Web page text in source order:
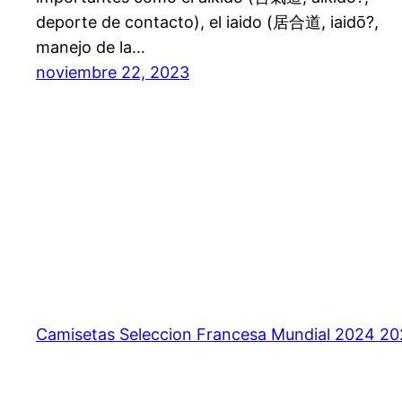
deporte de contacto), el iaido (居合道, iaidō?,
manejo de la…
noviembre 22, 2023
Camisetas Seleccion Francesa Mundial 2024